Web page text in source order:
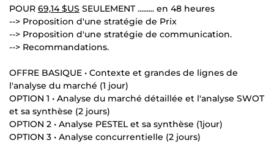
POUR 69,14 $US SEULEMENT ......... en 48 heures
--> Proposition d'une stratégie de Prix
--> Proposition d'une stratégie de communication.
--> Recommandations.
OFFRE BASIQUE • Contexte et grandes de lignes de
l'analyse du marché (1 jour)
OPTION 1 • Analyse du marché détaillée et l'analyse SWOT
et sa synthèse (2 jours)
OPTION 2 • Analyse PESTEL et sa synthèse (1jour)
OPTION 3 • Analyse concurrentielle (2 jours)